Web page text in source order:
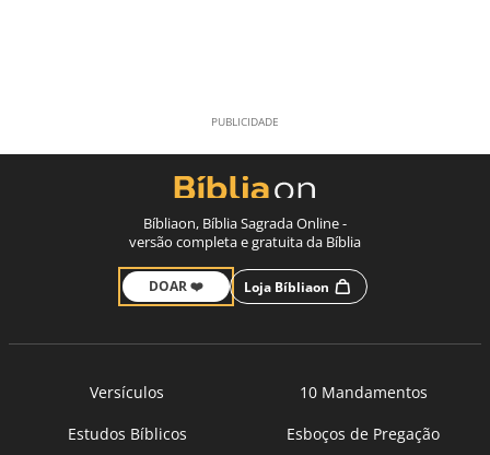
Bíbliaon, Bíblia Sagrada Online -
versão completa e gratuita da Bíblia
DOAR ❤️ Loja Bíbliaon
Versículos
10 Mandamentos
Estudos Bíblicos
Esboços de Pregação